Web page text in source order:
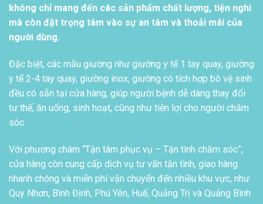
không chỉ mang đến các sản phẩm chất lượng, tiện nghi
mà còn đặt trọng tâm vào sự an tâm và thoải mái của
người dùng.
Đặc biệt, các mẫu giường như giường y tế 1 tay quay, giường
y tế 2-4 tay quay, giường inox, giường có tích hợp bô vệ sinh
đều có sẵn tại cửa hàng, giúp người bệnh dễ dàng thay đổi
tư thế, ăn uống, sinh hoạt, cũng như tiện lợi cho người chăm
sóc.
Với phương châm “Tận tâm phục vụ – Tận tình chăm sóc”,
cửa hàng còn cung cấp dịch vụ tư vấn tận tình, giao hàng
nhanh chóng và miễn phí vận chuyển đến nhiều khu vực, như
Quy Nhơn, Bình Định, Phú Yên, Huế, Quảng Trị và Quảng Bình.